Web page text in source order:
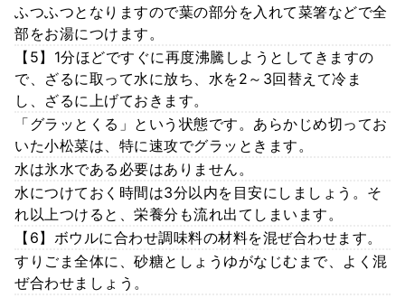
ふつふつとなりますので葉の部分を入れて菜箸などで全
部をお湯につけます。
【5】1分ほどですぐに再度沸騰しようとしてきますの
で、ざるに取って水に放ち、水を2～3回替えて冷ま
し、ざるに上げておきます。
「グラッとくる」という状態です。あらかじめ切ってお
いた小松菜は、特に速攻でグラッときます。
水は氷水である必要はありません。
水につけておく時間は3分以内を目安にしましょう。そ
れ以上つけると、栄養分も流れ出てしまいます。
【6】ボウルに合わせ調味料の材料を混ぜ合わせます。
すりごま全体に、砂糖としょうゆがなじむまで、よく混
ぜ合わせましょう。